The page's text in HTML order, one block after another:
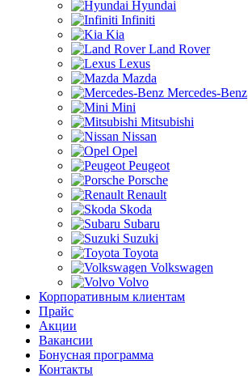
Hyundai
Infiniti
Kia
Land Rover
Lexus
Mazda
Mercedes-Benz
Mini
Mitsubishi
Nissan
Opel
Peugeot
Porsche
Renault
Skoda
Subaru
Suzuki
Toyota
Volkswagen
Volvo
Корпоративным клиентам
Прайс
Акции
Вакансии
Бонусная программа
Контакты